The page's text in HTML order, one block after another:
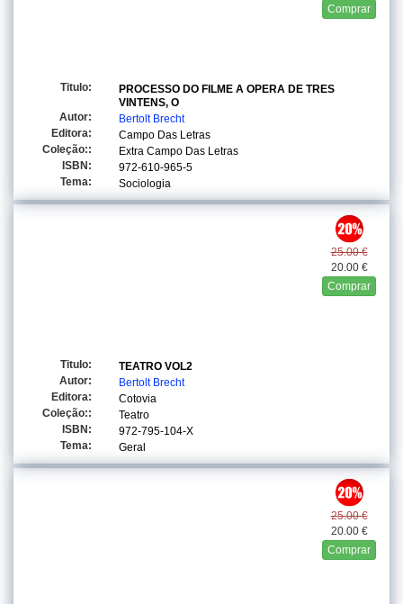
Comprar
Titulo:
PROCESSO DO FILME A OPERA DE TRES
VINTENS, O
Autor:
Bertolt Brecht
Editora:
Campo Das Letras
Coleção::
Extra Campo Das Letras
ISBN:
972-610-965-5
Tema:
Sociologia
25.00 €
20.00 €
Comprar
Titulo:
TEATRO VOL2
Autor:
Bertolt Brecht
Editora:
Cotovia
Coleção::
Teatro
ISBN:
972-795-104-X
Tema:
Geral
25.00 €
20.00 €
Comprar